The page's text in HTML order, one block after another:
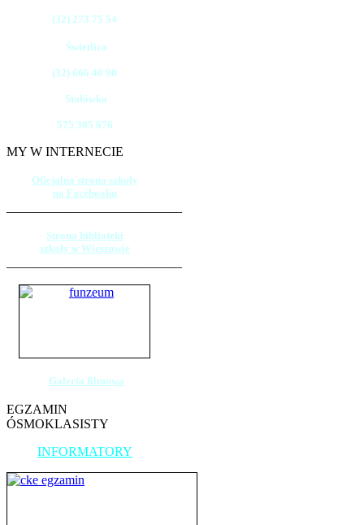
(32) 273 75 54
Świetlica
(32) 666 40 90
Stołówka
575 305 676
MY W INTERNECIE
Oficjalna strona szkoły
na Facebooku
Strona biblioteki
szkoły w Wieszowie
Galeria filmowa
EGZAMIN
ÓSMOKLASISTY
INFORMATORY